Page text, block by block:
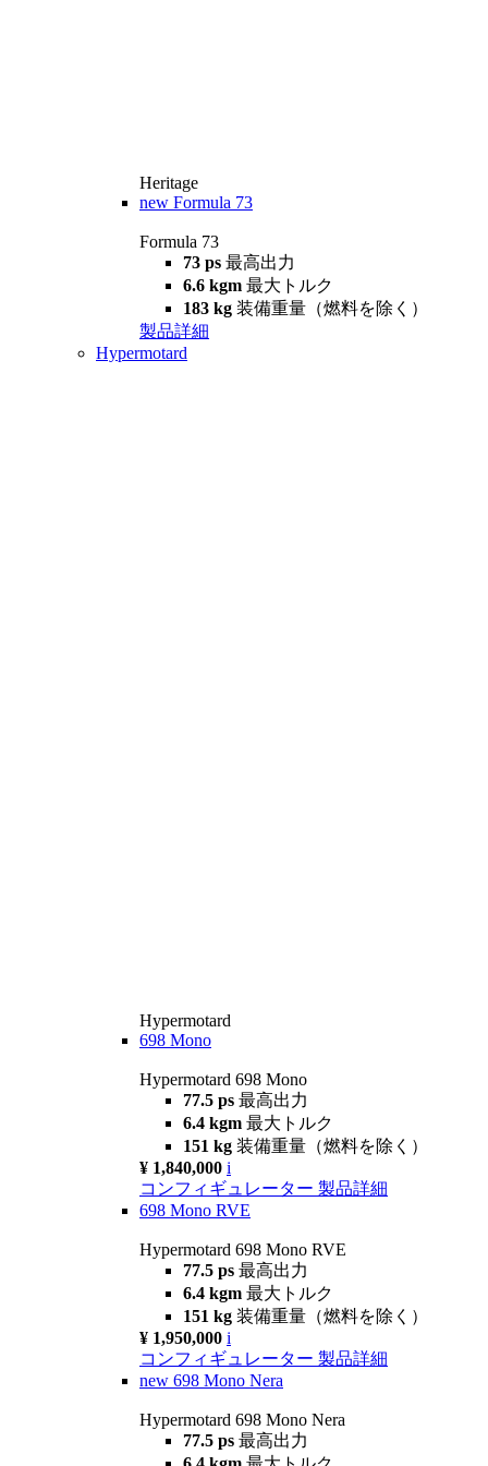
Heritage
new Formula 73
Formula 73
73 ps 最高出力
6.6 kgm 最大トルク
183 kg 装備重量（燃料を除く）
製品詳細
Hypermotard
Hypermotard
698 Mono
Hypermotard 698 Mono
77.5 ps 最高出力
6.4 kgm 最大トルク
151 kg 装備重量（燃料を除く）
¥ 1,840,000 i
コンフィギュレーター 製品詳細
698 Mono RVE
Hypermotard 698 Mono RVE
77.5 ps 最高出力
6.4 kgm 最大トルク
151 kg 装備重量（燃料を除く）
¥ 1,950,000 i
コンフィギュレーター 製品詳細
new 698 Mono Nera
Hypermotard 698 Mono Nera
77.5 ps 最高出力